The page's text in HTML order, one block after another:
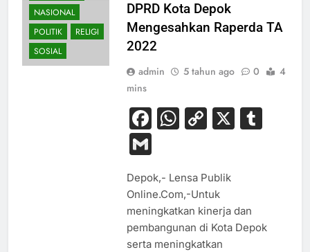
NASIONAL
POLITIK
RELIGI
SOSIAL
DPRD Kota Depok
Mengesahkan Raperda TA
2022
admin 5 tahun ago 0
4
mins
Facebook
WhatsApp
Copy
X
Gmail
Depok,- Lensa Publik
Online.Com,-Untuk
meningkatkan kinerja dan
pembangunan di Kota Depok
serta meningkatkan